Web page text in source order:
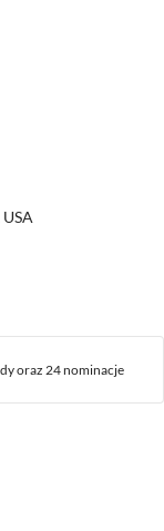
w "
kontynuacji przygód
Keatona, mimo iż
USA
oraz 24 nominacje